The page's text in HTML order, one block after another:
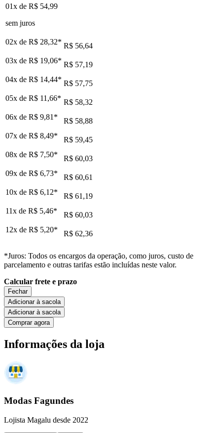
01x de R$ 54,99
sem juros
02x de R$ 28,32* R$ 56,64
03x de R$ 19,06* R$ 57,19
04x de R$ 14,44* R$ 57,75
05x de R$ 11,66* R$ 58,32
06x de R$ 9,81 *
R$ 58,88
07x de R$ 8,49*
R$ 59,45
08x de R$ 7,50*
R$ 60,03
09x de R$ 6,73*
R$ 60,61
10x de R$ 6,12*
R$ 61,19
11x de R$ 5,46*
R$ 60,03
12x de R$ 5,20* R$ 62,36
*Juros: Todos os encargos da operação, como juros, custo de
parcelamento e outras tarifas estão incluídas neste valor.
Calcular frete e prazo
Fechar
Adicionar à sacola
Adicionar à sacola
Comprar agora
Informações da loja
Modas Fagundes
Lojista Magalu desde 2022